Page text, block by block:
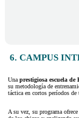
6. CAMPUS
Una prestigiosa escuela de
su metodología de
táctica en cortos períodos de
A su vez, su programa